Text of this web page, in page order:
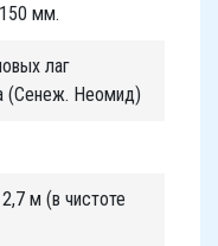
мм.
лаг
(Сенеж. Неомид)
м (в чистоте